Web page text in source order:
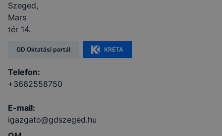
Szeged,
Mars
tér 14.
GD Oktatási portál KRÉTA
Telefon:
+3662558750
E-mail:
igazgato@gdszeged.hu